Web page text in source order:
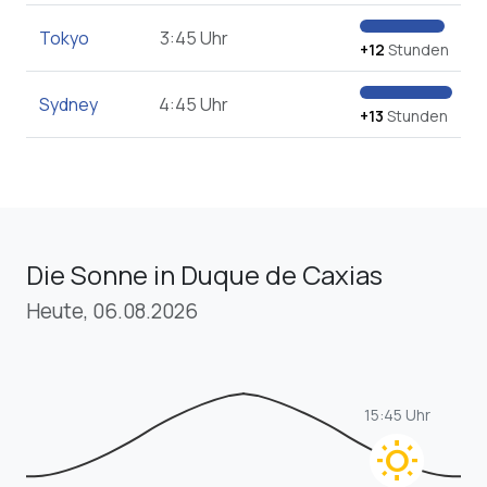
Tokyo 3:45 Uhr +12 Stunden
Sydney 4:45 Uhr +13 Stunden
Die Sonne in Duque de Caxias
Heute, 06.08.2026
wb_sunny
15:45 Uhr